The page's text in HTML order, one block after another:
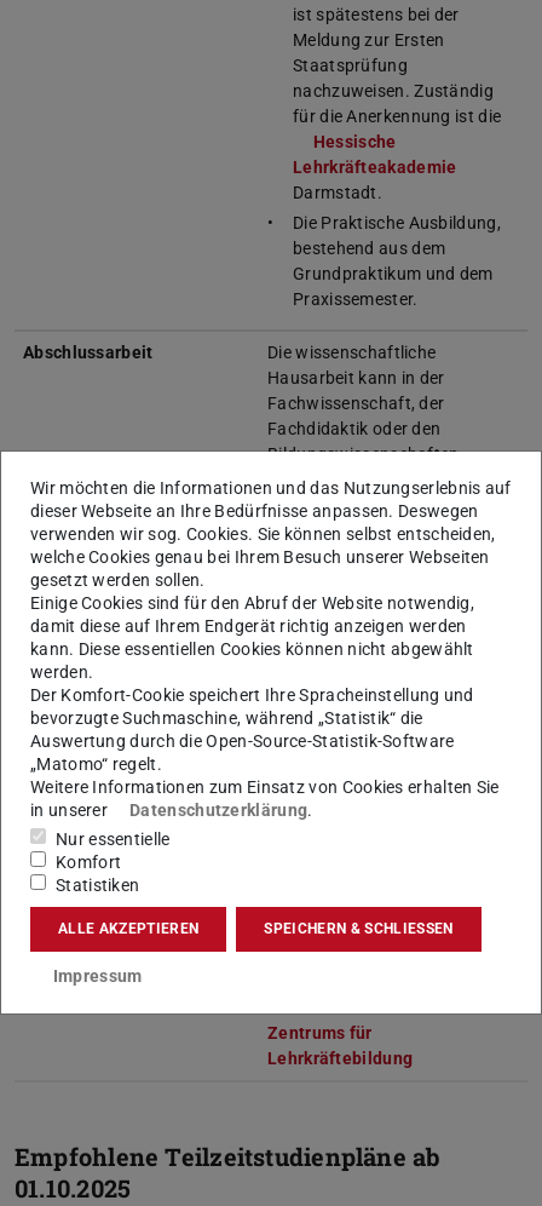
ist spätestens bei der
Meldung zur Ersten
Staatsprüfung
nachzuweisen. Zuständig
für die Anerkennung ist die
Hessische
Lehrkräfteakademie(wird in
Darmstadt.
Die Praktische Ausbildung,
bestehend aus dem
Grundpraktikum und dem
Praxissemester.
Abschlussarbeit
Die wissenschaftliche
Hausarbeit kann in der
Fachwissenschaft, der
Fachdidaktik oder den
Bildungswissenschaften
frühestens nach der Erreichung
von 90 CP angefertigt werden
(§ 21 HLbG)(wird in neuem
. Die Frist zur
Anfertigung beträgt 12 Wochen
nicht verlängert
(§25 Abs. 4
HLbGDV)(wird in neuem Tab
.
Hinweis:
dem Studium der zwei
Unterrichtsfächer, der
Bildungswissenschaften, des
Vernetzungsbereichs und des
Praxissemesters zusammen
Biologie, Deutsch, Chemie,
Geschichte, Mathematik,
Philosophie/Ethik, Physik und
Zentrums für
Lehrkräftebildung
Empfohlene Teilzeitstudienpläne ab
01.10.2025
Wir möchten die Informationen und das Nutzungserlebnis auf
dieser Webseite an Ihre Bedürfnisse anpassen. Deswegen
verwenden wir sog. Cookies. Sie können selbst entscheiden,
welche Cookies genau bei Ihrem Besuch unserer Webseiten
gesetzt werden sollen.
Einige Cookies sind für den Abruf der Website notwendig,
damit diese auf Ihrem Endgerät richtig anzeigen werden
kann. Diese essentiellen Cookies können nicht abgewählt
werden.
Der Komfort-Cookie speichert Ihre Spracheinstellung und
bevorzugte Suchmaschine, während „Statistik“ die
Auswertung durch die Open-Source-Statistik-Software
„Matomo“ regelt.
Weitere Informationen zum Einsatz von Cookies erhalten Sie
in unserer
Datenschutzerklärung.
Nur essentielle
Komfort
Statistiken
ALLE AKZEPTIEREN SPEICHERN & SCHLIESSEN
Impressum